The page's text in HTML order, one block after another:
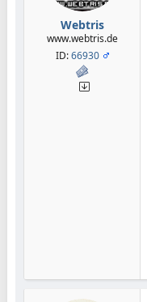
Webtris
www.webtris.de
ID:66930